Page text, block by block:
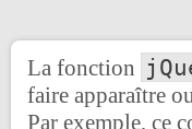
La fonction
faire apparaître
Par exemple, ce